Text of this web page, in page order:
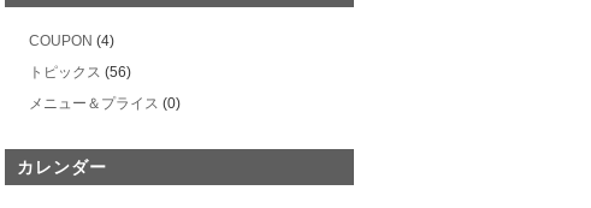
COUPON (4)
トピックス (56)
メニュー＆プライス (0)
カレンダー